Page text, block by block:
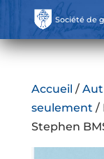
Société de
Accueil /
seulement /
Stephen